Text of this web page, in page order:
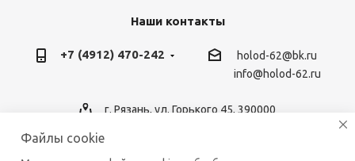
Наши контакты
+7 (4912) 470-242
holod-62@bk.ru
info@holod-62.ru
г. Рязань, ул. Горького 45, 390000
Файлы cookie